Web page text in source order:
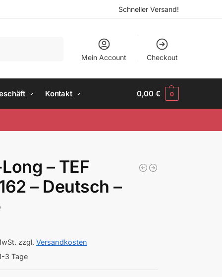
Schneller Versand!
Mein Account Checkout
Kontakt 0,00€ 0
– TEF
– Deutsch –
zzgl.Versandkosten
3 Tage